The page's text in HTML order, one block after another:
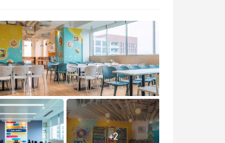
+2